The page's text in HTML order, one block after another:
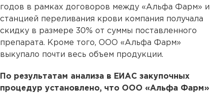
годов в рамках договоров между «Альфа Фарм» и
станцией переливания крови компания получала
скидку в размере 30% от суммы поставленного
препарата. Кроме того, ООО «Альфа Фарм»
выкупало почти весь объем продукции.
По результатам анализа в ЕИАС закупочных
процедур установлено, что ООО «Альфа Фарм»